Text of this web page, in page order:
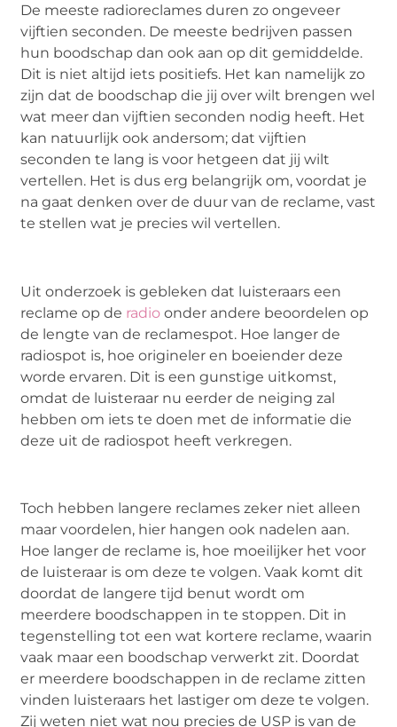
De meeste radioreclames duren zo ongeveer
vijftien seconden. De meeste bedrijven passen
hun boodschap dan ook aan op dit gemiddelde.
Dit is niet altijd iets positiefs. Het kan namelijk zo
zijn dat de boodschap die jij over wilt brengen wel
wat meer dan vijftien seconden nodig heeft. Het
kan natuurlijk ook andersom; dat vijftien
seconden te lang is voor hetgeen dat jij wilt
vertellen. Het is dus erg belangrijk om, voordat je
na gaat denken over de duur van de reclame, vast
te stellen wat je precies wil vertellen.
Uit onderzoek is gebleken dat luisteraars een
reclame op de radio onder andere beoordelen op
de lengte van de reclamespot. Hoe langer de
radiospot is, hoe origineler en boeiender deze
worde ervaren. Dit is een gunstige uitkomst,
omdat de luisteraar nu eerder de neiging zal
hebben om iets te doen met de informatie die
deze uit de radiospot heeft verkregen.
Toch hebben langere reclames zeker niet alleen
maar voordelen, hier hangen ook nadelen aan.
Hoe langer de reclame is, hoe moeilijker het voor
de luisteraar is om deze te volgen. Vaak komt dit
doordat de langere tijd benut wordt om
meerdere boodschappen in te stoppen. Dit in
tegenstelling tot een wat kortere reclame, waarin
vaak maar een boodschap verwerkt zit. Doordat
er meerdere boodschappen in de reclame zitten
vinden luisteraars het lastiger om deze te volgen.
Zij weten niet wat nou precies de USP is van de